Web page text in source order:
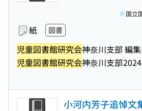
紙 図書
児童図書館研究会神奈川支部 編集
児童図書館研究会神奈川支部
国立
小河内芳子追悼文